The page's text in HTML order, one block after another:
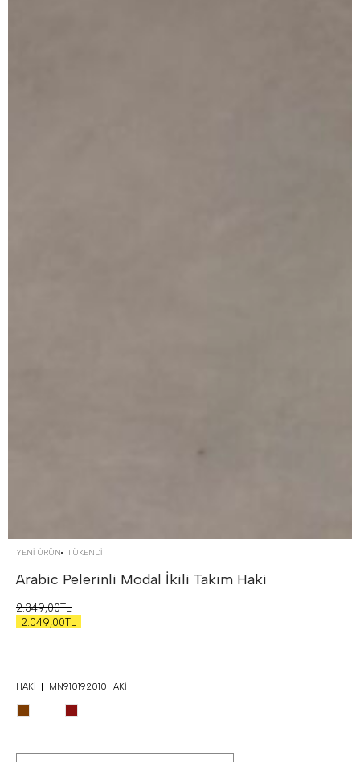
YENİ ÜRÜN TÜKENDI
Arabic Pelerinli Modal İkili Takım Haki
2.349,00TL
2.049,00TL
HAKI MN910192010HAKI